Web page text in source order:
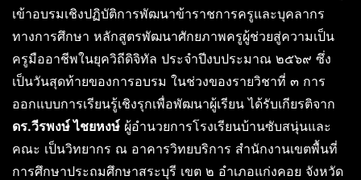
เข้าอบรมเชิงปฏิบัติการพัฒนาข้าราชการครูและบุคลากร
ทางการศึกษา หลักสูตรพัฒนาศักยภาพครูผู้ช่วยสู่ความเป็น
ครูมืออาชีพในยุควิถีดิจิทัล ประจำปีงบประมาณ ๒๕๖๙ ซึ่ง
เป็นวันสุดท้ายของการอบรม ในช่วงของรายวิชาที่ ๓ การ
ออกแบบการเรียนรู้เชิงรุกเพื่อพัฒนาผู้เรียน ได้รับเกียรติจาก
ดร.วีรพงษ์ ไชยหงษ์ ผู้อำนวยการโรงเรียนบ้านซับสนุ่นและ
คณะ เป็นวิทยากร ณ อาคารวิทยบริการ สำนักงานเขตพื้นที่
การศึกษาประถมศึกษาสระบุรี เขต ๒ อำเภอแก่งคอย จังหวัด